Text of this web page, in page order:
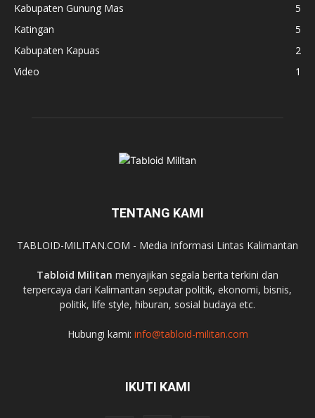
Kabupaten Gunung Mas
5
Katingan
5
Kabupaten Kapuas
2
Video
1
TENTANG KAMI
TABLOID-MILITAN.COM - Media Informasi Lintas Kalimantan
Tabloid Militan menyajikan segala berita terkini dan
terpercaya dari Kalimantan seputar politik, ekonomi, bisnis,
politik, life style, hiburan, sosial budaya etc.
Hubungi kami: info@tabloid-militan.com
IKUTI KAMI